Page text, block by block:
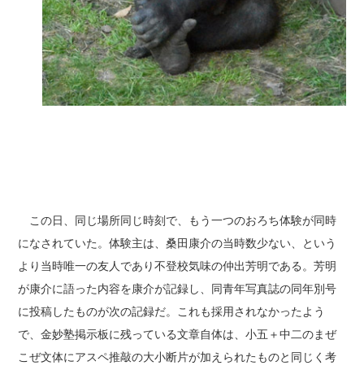
この日、同じ場所同じ時刻で、もう一つのおろち体験が同時
になされていた。体験主は、桑田康介の当時数少ない、という
より当時唯一の友人であり不登校気味の仲出芳明である。芳明
が康介に語った内容を康介が記録し、同青年写真誌の同年別号
に投稿したものが次の記録だ。これも採用されなかったよう
で、金妙塾掲示板に残っている文章自体は、小五＋中二のまぜ
こぜ文体にアスペ推敲の大小断片が加えられたものと同じく考